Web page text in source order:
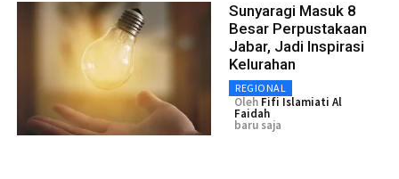
Sunyaragi Masuk 8
Besar Perpustakaan
Jabar, Jadi Inspirasi
Kelurahan
REGIONAL
Oleh Fifi Islamiati Al
Faidah
baru saja